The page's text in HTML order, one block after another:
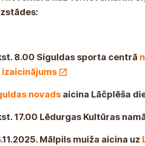
8.00 Siguldas sporta centrā
izaicinājums
novads aicina Lāčplēša
17.00 Lēdurgas Kultūras
Mālpils muiža aicina uz